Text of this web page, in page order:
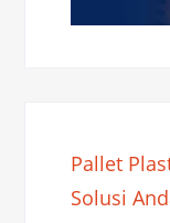
Pallet
Solusi